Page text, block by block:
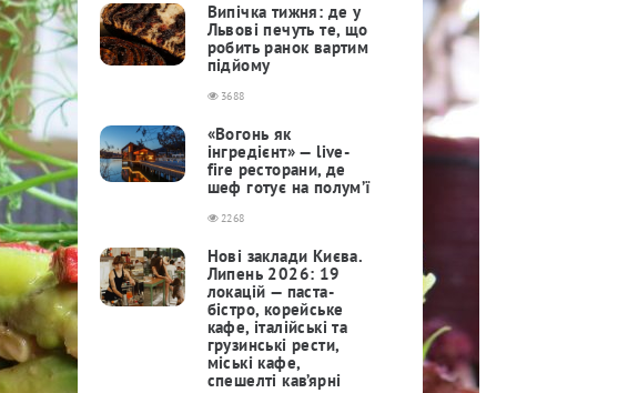
Випічка тижня: де у
Львові печуть те, що
робить ранок вартим
підйому
3688
«Вогонь як
інгредієнт» — live-
fire ресторани, де
шеф готує на полум’ї
2268
Нові заклади Києва.
Липень 2026: 19
локацій — паста-
бістро, корейське
кафе, італійські та
грузинські рести,
міські кафе,
спешелті кав’ярні